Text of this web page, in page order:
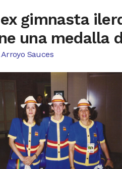
gimnasta
una medalla
Sauces